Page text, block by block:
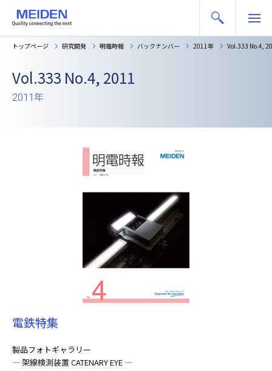
トップページ 研究開発 明電時報 バックナンバー 2011年 Vol.333 No.4,
Vol.333 No.4, 2011
2011年
電鉄特集
製品フォトギャラリー
― 架線検測装置 CATENARY EYE ―